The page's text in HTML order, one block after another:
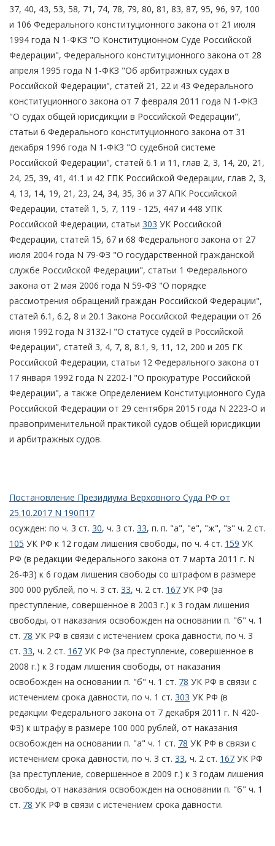
37, 40, 43, 53, 58, 71, 74, 78, 79, 80, 81, 83, 87, 95, 96, 97, 100
и 106 Федерального конституционного закона от 21 июля
1994 года N 1-ФКЗ "О Конституционном Суде Российской
Федерации", Федерального конституционного закона от 28
апреля 1995 года N 1-ФКЗ "Об арбитражных судах в
Российской Федерации", статей 21, 22 и 43 Федерального
конституционного закона от 7 февраля 2011 года N 1-ФКЗ
"О судах общей юрисдикции в Российской Федерации",
статьи 6 Федерального конституционного закона от 31
декабря 1996 года N 1-ФКЗ "О судебной системе
Российской Федерации", статей 6.1 и 11, глав 2, 3, 14, 20, 21,
24, 25, 39, 41, 41.1 и 42 ГПК Российской Федерации, глав 2, 3,
4, 13, 14, 19, 21, 23, 24, 34, 35, 36 и 37 АПК Российской
Федерации, статей 1, 5, 7, 119 - 125, 447 и 448 УПК
Российской Федерации, статьи 303 УК Российской
Федерации, статей 15, 67 и 68 Федерального закона от 27
июля 2004 года N 79-ФЗ "О государственной гражданской
службе Российской Федерации", статьи 1 Федерального
закона от 2 мая 2006 года N 59-ФЗ "О порядке
рассмотрения обращений граждан Российской Федерации",
статей 6.1, 6.2, 8 и 20.1 Закона Российской Федерации от 26
июня 1992 года N 3132-I "О статусе судей в Российской
Федерации", статей 3, 4, 7, 8, 8.1, 9, 11, 12, 200 и 205 ГК
Российской Федерации, статьи 12 Федерального закона от
17 января 1992 года N 2202-I "О прокуратуре Российской
Федерации", а также Определением Конституционного Суда
Российской Федерации от 29 сентября 2015 года N 2223-О и
правоприменительной практикой судов общей юрисдикции
и арбитражных судов.
Постановление Президиума Верховного Суда РФ от
25.10.2017 N 190П17
осужден: по ч. 3 ст. 30, ч. 3 ст. 33, п. п. "а", "е", "ж", "з" ч. 2 ст.
105 УК РФ к 12 годам лишения свободы, по ч. 4 ст. 159 УК
РФ (в редакции Федерального закона от 7 марта 2011 г. N
26-ФЗ) к 6 годам лишения свободы со штрафом в размере
300 000 рублей, по ч. 3 ст. 33, ч. 2 ст. 167 УК РФ (за
преступление, совершенное в 2003 г.) к 3 годам лишения
свободы, от наказания освобожден на основании п. "б" ч. 1
ст. 78 УК РФ в связи с истечением срока давности, по ч. 3
ст. 33, ч. 2 ст. 167 УК РФ (за преступление, совершенное в
2008 г.) к 3 годам лишения свободы, от наказания
освобожден на основании п. "б" ч. 1 ст. 78 УК РФ в связи с
истечением срока давности, по ч. 1 ст. 303 УК РФ (в
редакции Федерального закона от 7 декабря 2011 г. N 420-
ФЗ) к штрафу в размере 100 000 рублей, от наказания
освобожден на основании п. "а" ч. 1 ст. 78 УК РФ в связи с
истечением срока давности, по ч. 3 ст. 33, ч. 2 ст. 167 УК РФ
(за преступление, совершенное в 2009 г.) к 3 годам лишения
свободы, от наказания освобожден на основании п. "б" ч. 1
ст. 78 УК РФ в связи с истечением срока давности.